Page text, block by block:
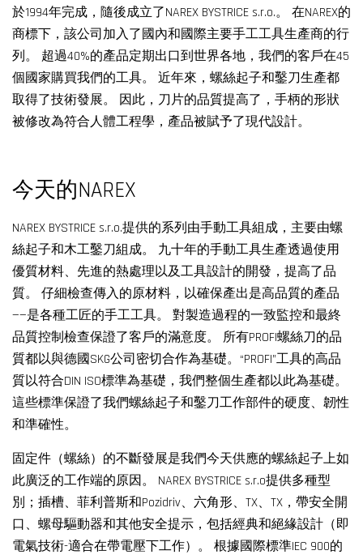
於1994年完成，隨後成立了NAREX BYSTRICE s.r.o.。 在NAREX的
商標下，該公司加入了國內和國際主要手工工具生產商的行
列。 超過40%的產品定期出口到世界各地，我們的客戶在45
個國家購買我們的工具。 近年來，螺絲起子和鑿刀生產都
取得了技術發展。 因此，刀片的品質提高了，手柄的形狀
被修改為符合人體工程學，產品被賦予了現代設計。
今天的NAREX
NAREX BYSTRICE s.r.o.提供的系列由手動工具組成，主要由螺
絲起子和木工鑿刀組成。 九十年的手動工具生產透過使用
優質材料、先進的熱處理以及工具設計的開發，提高了品
質。 仔細檢查傳入的原材料，以確保產出是高品質的產品
——是各種工匠的手工工具。 對製造過程的一致監控和最終
品質控制檢查保證了客戶的滿意度。 所有PROFI螺絲刀的品
質都以與德國SKG公司密切合作為基礎。“PROFI”工具的高品
質以符合DIN ISO標準為基礎，我們整個生產都以此為基礎。
這些標準保證了我們螺絲起子和鑿刀工作部件的硬度、韌性
和準確性。
固定件（螺絲）的不斷發展是我們今天供應的螺絲起子上如
此廣泛的工作端的原因。 NAREX BYSTRICE s.r.o提供多種型
別；插槽、菲利普斯和Pozidriv、六角形、TX、TX，帶安全開
口、螺母驅動器和其他安全提示，包括經典和絕緣設計（即
電氣技術-適合在帶電壓下工作）。 根據國際標準IEC 900的